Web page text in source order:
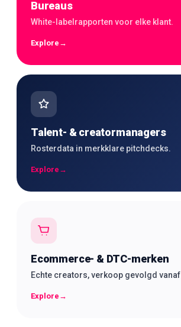
Bureaus
White-labelrapporten voor elke klant.
Explore →
Talent- & creatormanagers
Rosterdata in merkklare pitchdecks.
Explore →
Ecommerce- & DTC-merken
Echte creators, verkoop gevolgd
Explore →